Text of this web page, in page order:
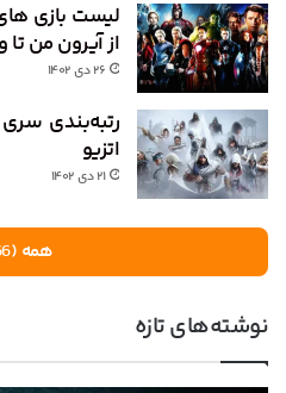
لیست بازی
از آیرون من تا
۲۶ دی ۱۴۰۲
اتزیو
۲۱ دی ۱۴۰۲
همه (66)
نوشته‌های تازه